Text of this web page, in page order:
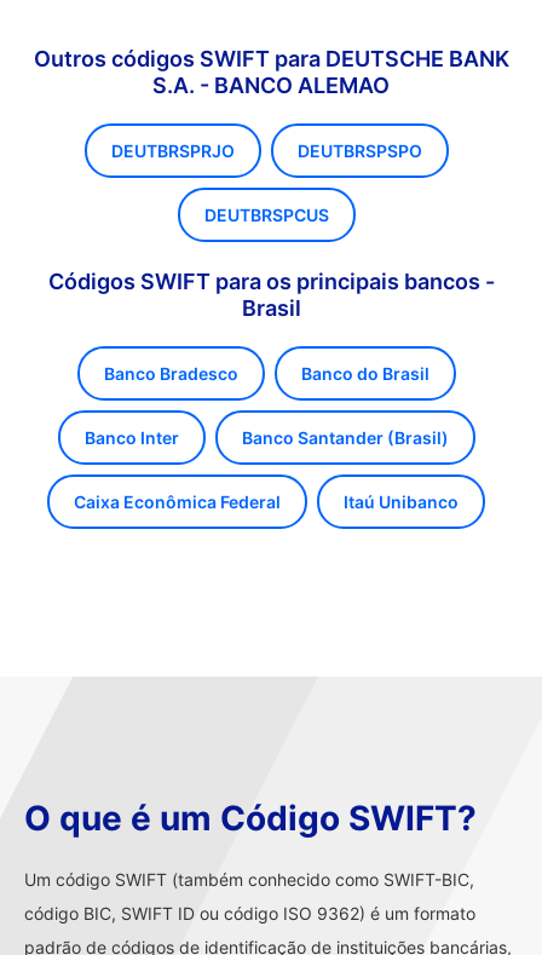
Outros códigos SWIFT para DEUTSCHE BANK
S.A. - BANCO ALEMAO
DEUTBRSPRJO DEUTBRSPSPO
DEUTBRSPCUS
Códigos SWIFT para os principais bancos -
Brasil
Banco Bradesco Banco do Brasil
Banco Inter Banco Santander (Brasil)
Caixa Econômica Federal Itaú Unibanco
O que é um Código SWIFT?
Um código SWIFT (também conhecido como SWIFT-BIC,
código BIC, SWIFT ID ou código ISO 9362) é um formato
padrão de códigos de identificação de instituições bancárias,